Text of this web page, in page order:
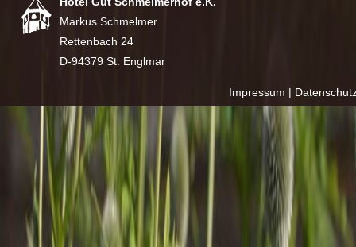
Markus Schmelmer
Rettenbach 24
D-94379 St. Englmar
Impressum |